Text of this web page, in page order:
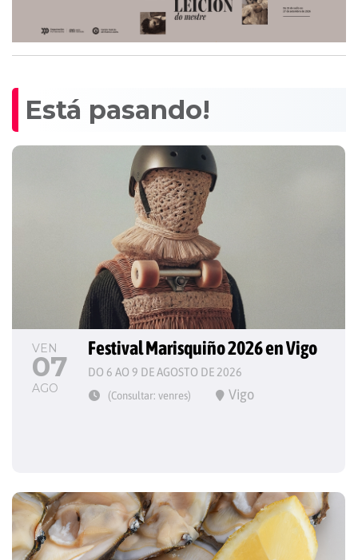
Está pasando!
VEN
07
AGO
Festival Marisquiño 2026 en Vigo
DO 6 AO 9 DE AGOSTO DE 2026
(Consultar: venres) Vigo